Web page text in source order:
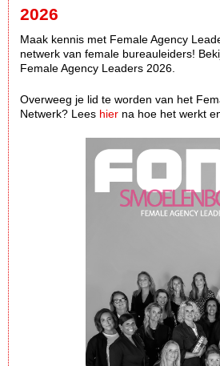
2026
Maak kennis met Female Agency
netwerk van female bureauleiders!
Female Agency Leaders 2026.
Overweeg je lid te worden van het
Netwerk? Lees hier na hoe het werkt